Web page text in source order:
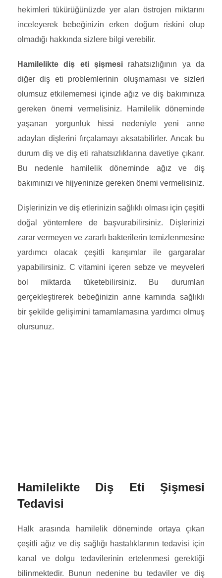
hekimleri tükürüğünüzde yer alan östrojen miktarını
inceleyerek bebeğinizin erken doğum riskini olup
olmadığı hakkında sizlere bilgi verebilir.
Hamilelikte diş eti şişmesi rahatsızlığının ya da
diğer diş eti problemlerinin oluşmaması ve sizleri
olumsuz etkilememesi içinde ağız ve diş bakımınıza
gereken önemi vermelisiniz. Hamilelik döneminde
yaşanan yorgunluk hissi nedeniyle yeni anne
adayları dişlerini fırçalamayı aksatabilirler. Ancak bu
durum diş ve diş eti rahatsızlıklarına davetiye çıkarır.
Bu nedenle hamilelik döneminde ağız ve diş
bakımınızı ve hijyeninize gereken önemi vermelisiniz.
Dişlerinizin ve diş etlerinizin sağlıklı olması için çeşitli
doğal yöntemlere de başvurabilirsiniz. Dişlerinizi
zarar vermeyen ve zararlı bakterilerin temizlenmesine
yardımcı olacak çeşitli karışımlar ile gargaralar
yapabilirsiniz. C vitamini içeren sebze ve meyveleri
bol miktarda tüketebilirsiniz. Bu durumları
gerçekleştirerek bebeğinizin anne karnında sağlıklı
bir şekilde gelişimini tamamlamasına yardımcı olmuş
olursunuz.
Hamilelikte Diş Eti Şişmesi
Tedavisi
Halk arasında hamilelik döneminde ortaya çıkan
çeşitli ağız ve diş sağlığı hastalıklarının tedavisi için
kanal ve dolgu tedavilerinin ertelenmesi gerektiği
bilinmektedir. Bunun nedenine bu tedaviler ve diş